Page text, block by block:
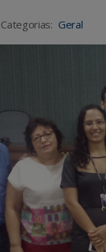
Categorias: Geral